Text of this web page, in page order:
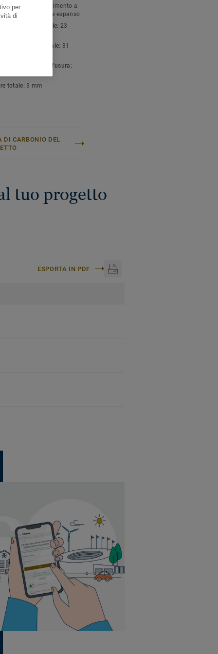
di prodotto:
Pavimento a
policloruro di vinile espanso
residenziale: 23
commerciale: 31
leganti strato d'usura:
totale: 3 mm
DI CARBONIO DEL
tuo progetto
ESPORTA IN PDF
per
di